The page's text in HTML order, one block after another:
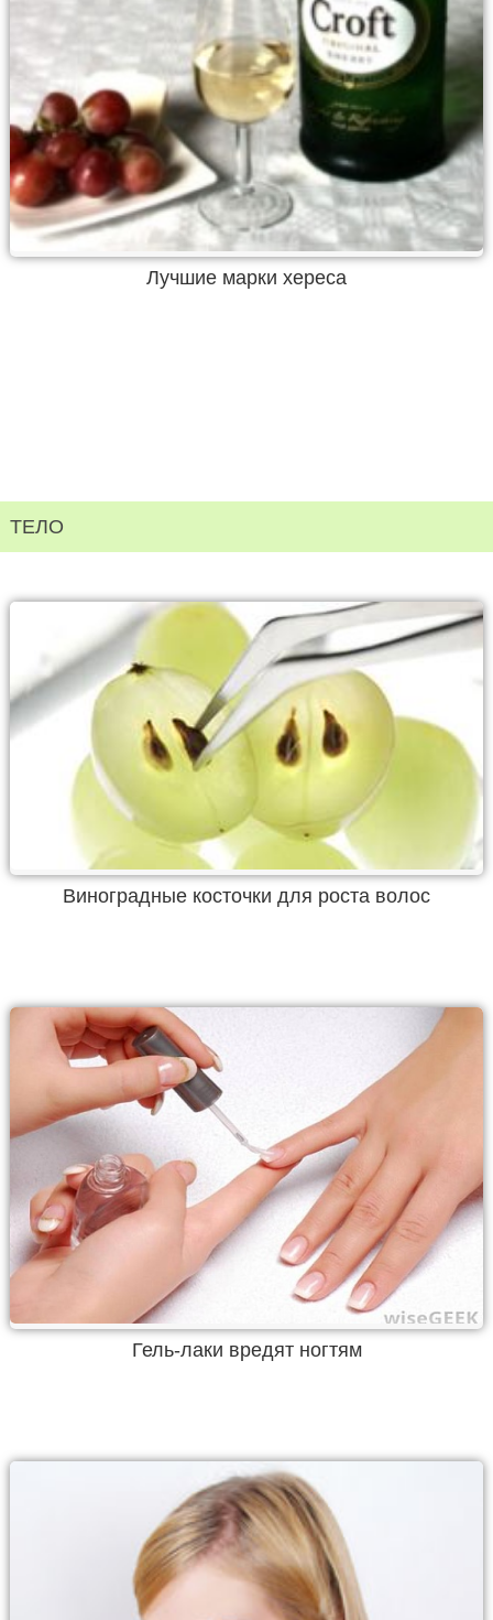
Лучшие марки хереса
ТЕЛО
Виноградные косточки для роста волос
Гель-лаки вредят ногтям